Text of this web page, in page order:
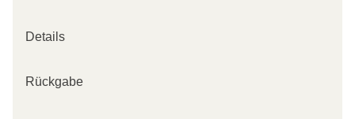
Details
Rückgabe